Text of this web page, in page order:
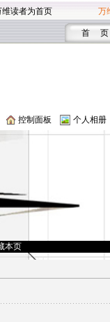
维读者为首页 万
首 页
控制面板 个人相册
本页